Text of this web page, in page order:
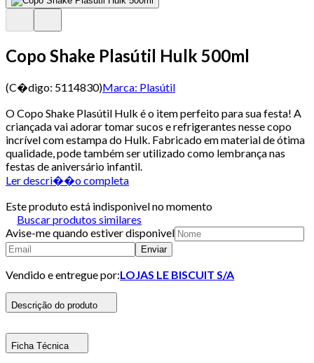
Copo Shake Plasútil Hulk 500ml
(C�digo: 5114830)Marca: Plasútil
O Copo Shake Plasútil Hulk é o item perfeito para sua festa! A
criançada vai adorar tomar sucos e refrigerantes nesse copo
incrível com estampa do Hulk. Fabricado em material de ótima
qualidade, pode também ser utilizado como lembrança nas
festas de aniversário infantil.
Ler descri��o completa
Este produto está indisponivel no momento
Buscar produtos similares
Avise-me quando estiver disponivel
Enviar
Vendido e entregue por:LOJAS LE BISCUIT S/A
Descrição do produto
Ficha Técnica